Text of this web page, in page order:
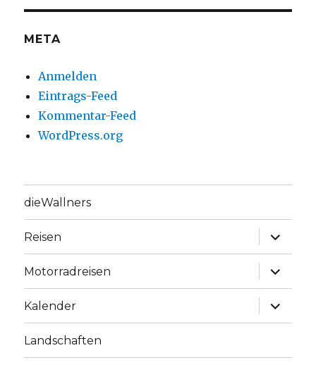
META
Anmelden
Eintrags-Feed
Kommentar-Feed
WordPress.org
dieWallners
Reisen
Motorradreisen
Kalender
Landschaften